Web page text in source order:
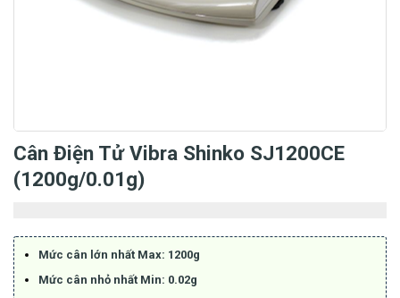
Cân Điện Tử Vibra Shinko SJ1200CE
(1200g/0.01g)
Mức cân lớn nhất Max: 1200g
Mức cân nhỏ nhất Min: 0.02g